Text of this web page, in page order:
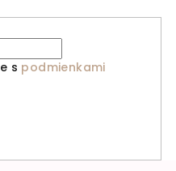
s podmienkami